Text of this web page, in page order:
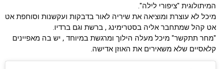
המיתולוגית "ציפורי לילה".
מיכל לא עוצרת ומוציאה את שיריה לאור בדבקות ועקשנות וסוחפת אט
אט קהל שמתחבר אליה בסטרימינג , ברשת וגם ברדיו.
"מחר תתקשר" מיכל מעלה הילוך ומרגשת במיוחד , יש בה מאפיינים
קלאסיים שלא משאירים את האוזן אדישה.